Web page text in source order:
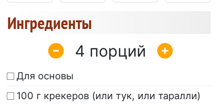
Ингредиенты
4
Для основы
100 г крекеров (или тук, или таралли)